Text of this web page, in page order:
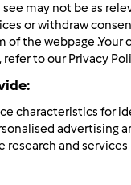
Poziom
may not be as
or withdraw
the webpage .Your
to our Privacy
characteristics for
advertising
and services